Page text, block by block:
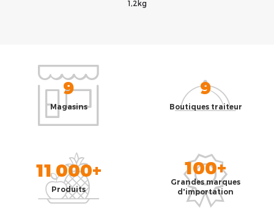
1,2kg
9
Magasins
9
Boutiques traiteur
11 000+
Produits
100+
Grandes marques
d'importation